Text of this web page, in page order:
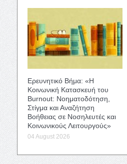
Ερευνητικό Βήμα: «Η
Κοινωνική Κατασκευή του
Burnout: Νοηματοδότηση,
Στίγμα και Αναζήτηση
Βοήθειας σε Νοσηλευτές και
Κοινωνικούς Λειτουργούς»
04 August 2026